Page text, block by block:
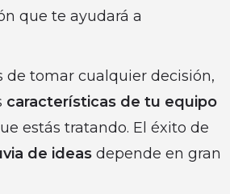
que te ayudará a
de tomar cualquier decisión,
características de tu equipo
estás tratando. El éxito de
de ideas depende en gran